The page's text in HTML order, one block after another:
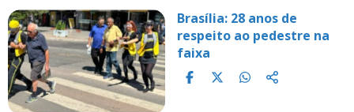
Brasília: 28 anos de
respeito ao pedestre na
faixa